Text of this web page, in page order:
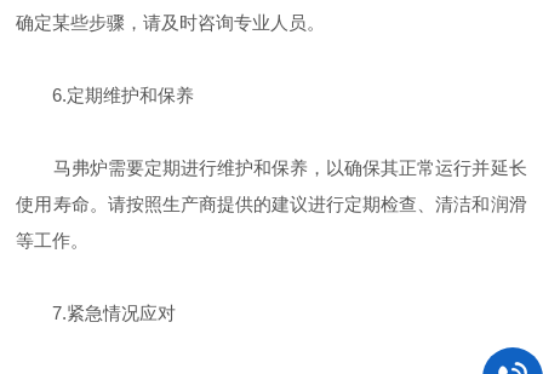
确定某些步骤，请及时咨询专业人员。
6.定期维护和保养
马弗炉需要定期进行维护和保养，以确保其正常运行并延长
使用寿命。请按照生产商提供的建议进行定期检查、清洁和润滑
等工作。
7.紧急情况应对